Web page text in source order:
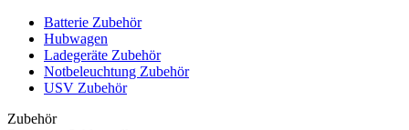
Batterie Zubehör
Hubwagen
Ladegeräte Zubehör
Notbeleuchtung Zubehör
USV Zubehör
Zubehör